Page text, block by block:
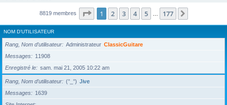
8819 membres Page 1sur177
1 2 3 4 5 177
NOM D’UTILISATEUR
Rang, Nom d’utilisateur Administrateur ClassicGuitare
Messages
11908
Enregistré le
sam. mai 21, 2005 10:22 am
Rang, Nom d’utilisateur (°_°) Jive
Messages
1639